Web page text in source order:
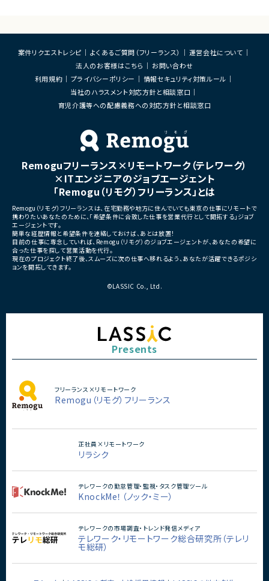
運用・改善
・SREの観点からの信頼性向上施策の企画・
・開発チーム向けプラットフォームの改善お
よび運用支援
・工場向けシステム開発チームの生産性向
・要件整理、設計、構築、運用改善、運用保守
■その他補足
・フルリモート勤務 （初日のみ田町へ出社の
可能性あり）
・OSSを積極的に活用する環境です
支援
クログ管理支援
・非エンジニアPOへの技術
の翻訳支援
・ゴールやスコープのチーム
・他スクラムマスターとのナ
織的なアジャイル推進施策の
・顧客体験を統合する新規プ
立ち上げに伴う体制強化
・アジャイル文化の浸透およ
の成長促進
■担当工程
・要件定義
・プロダクト企画支援
・スクラム運営
・開発プロセス改善
案件リクエストレシピ よくあるご質問（フリーランス）
運営会社について
法人のお客様はこちら
お問い合わせ
利用規約
プライバシーポリシー
情報セキュリティ対策ルール
当社のハラスメント対応方針と相談窓口
育児介護等への配慮義務への対応方針と相談窓口
Remoguフリーランス×リモートワーク（テレワーク）
×ITエンジニアのジョブエージェント
「Remogu（リモグ）フリーランス」とは
Remogu（リモグ）フリーランスは、在宅勤務や地方に住んでいても東京の仕事にリモートで
携わりたいあなたのために、「希望条件に合致した仕事を営業代行として開拓する」ジョブ
エージェントです。
簡単な経歴情報と希望条件を連絡しておけば、あとは放置！
目前の仕事に専念していれば、Remogu（リモグ）のジョブエージェントが、あなたの希望に
合った仕事を探して営業活動を代行。
現在のプロジェクト終了後、スムーズに次の仕事へ移れるよう、あなたが活躍できるポジシ
ョンを開拓してきます。
©LASSIC Co., Ltd.
Presents
フリーランス×リモートワーク
Remogu（リモグ）フリーランス
正社員×リモートワーク
リラシク
テレワークの勤怠管理・監視・タスク管理ツール
KnockMe！（ノック・ミー）
テレワークの市場調査・トレンド発信メディア
テレワーク・リモートワーク総合研究所（テレリ
モ総研）